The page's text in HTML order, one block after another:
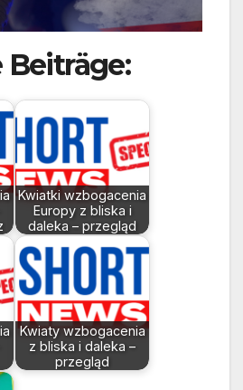
Kwiatki wzbogacenia
Europy z bliska i
daleka – przegląd
Kwiaty wzbogacenia
z bliska i daleka –
przegląd